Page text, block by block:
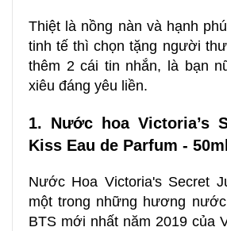
Thiệt là nồng nàn và hạnh
tinh tế thì chọn tặng người
thêm 2 cái tin nhắn, là bạn
xiêu đáng yêu liền.
1. Nước hoa Victoria’s
Kiss Eau de Parfum - 50ml
Nước Hoa Victoria's Secret
một trong những hương
BTS mới nhất năm 2019 của